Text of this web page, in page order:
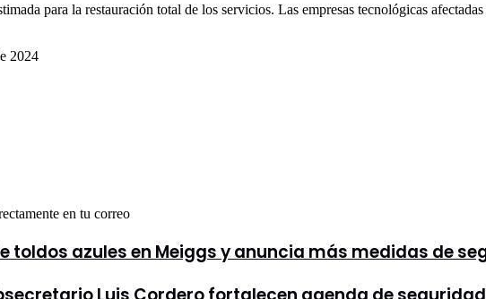
para la restauración total de los servicios. Las empresas tecnológicas
2024
en tu correo
toldos azules en Meiggs y anuncia más medidas de